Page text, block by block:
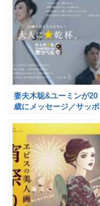
妻夫木聡&ユーミンが20
歳にメッセージ／サッポ